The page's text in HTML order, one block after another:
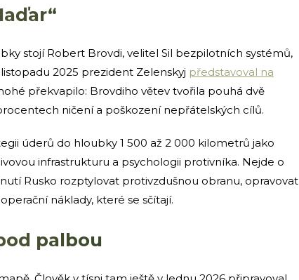
stojí Robert Brovdi, velitel Sil bezpilotních systémů,
2025 prezident Zelenskyj představoval na
překvapilo: Brovdiho větev tvořila pouhá dvě
ničení a poškození nepřátelských cílů.
úderů do hloubky 1 500 až 2 000 kilometrů jako
infrastrukturu a psychologii protivníka. Nejde o
Rusko rozptylovat protivzdušnou obranu, opravovat
náklady, které se sčítají.
palbou